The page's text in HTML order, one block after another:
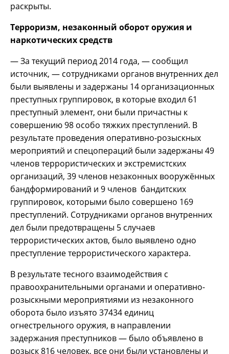
раскрыты.
Терроризм, незаконный оборот оружия и
наркотических средств
— За текущий период 2014 года, — сообщил
источник, — сотрудниками органов внутренних дел
были выявлены и задержаны 14 организационных
преступных группировок, в которые входил 61
преступный элемент, они были причастны к
совершению 98 особо тяжких преступлений. В
результате проведения оперативно-розыскных
мероприятий и спецопераций были задержаны 49
членов террористических и экстремистских
организаций, 39 членов незаконных вооружённых
бандформирований и 9 членов бандитских
группировок, которыми было совершено 169
преступлений. Сотрудниками органов внутренних
дел были предотвращены 5 случаев
террористических актов, было выявлено одно
преступление террористического характера.
В результате тесного взаимодействия с
правоохранительными органами и оперативно-
розыскными мероприятиями из незаконного
оборота было изъято 37434 единиц
огнестрельного оружия, в направлении
задержания преступников — было объявлено в
розыск 816 человек, все они были установлены и